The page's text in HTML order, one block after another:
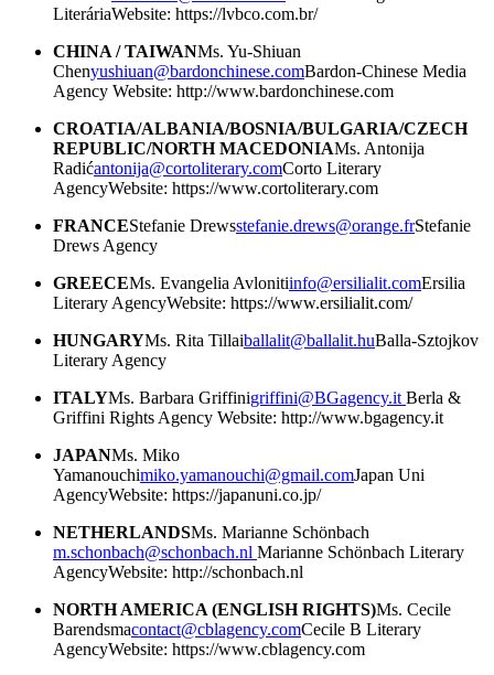
LiteráriaWebsite: https://lvbco.com.br/
CHINA / TAIWANMs. Yu-Shiuan
Chenyushiuan@bardonchinese.comBardon-Chinese Media
Agency Website: http://www.bardonchinese.com
CROATIA/ALBANIA/BOSNIA/BULGARIA/CZECH
REPUBLIC/NORTH MACEDONIAMs. Antonija
Radićantonija@cortoliterary.comCorto Literary
AgencyWebsite: https://www.cortoliterary.com
FRANCEStefanie Drewsstefanie.drews@orange.frStefanie
Drews Agency
GREECEMs. Evangelia Avlonitiinfo@ersilialit.comErsilia
Literary AgencyWebsite: https://www.ersilialit.com/
HUNGARYMs. Rita Tillaiballalit@ballalit.huBalla-Sztojkov
Literary Agency
ITALYMs. Barbara Griffinigriffini@BGagency.it Berla &
Griffini Rights Agency Website: http://www.bgagency.it
JAPANMs. Miko
Yamanouchimiko.yamanouchi@gmail.comJapan Uni
AgencyWebsite: https://japanuni.co.jp/
NETHERLANDSMs. Marianne Schönbach
m.schonbach@schonbach.nl Marianne Schönbach Literary
AgencyWebsite: http://schonbach.nl
NORTH AMERICA (ENGLISH RIGHTS)Ms. Cecile
Barendsmacontact@cblagency.comCecile B Literary
AgencyWebsite: https://www.cblagency.com